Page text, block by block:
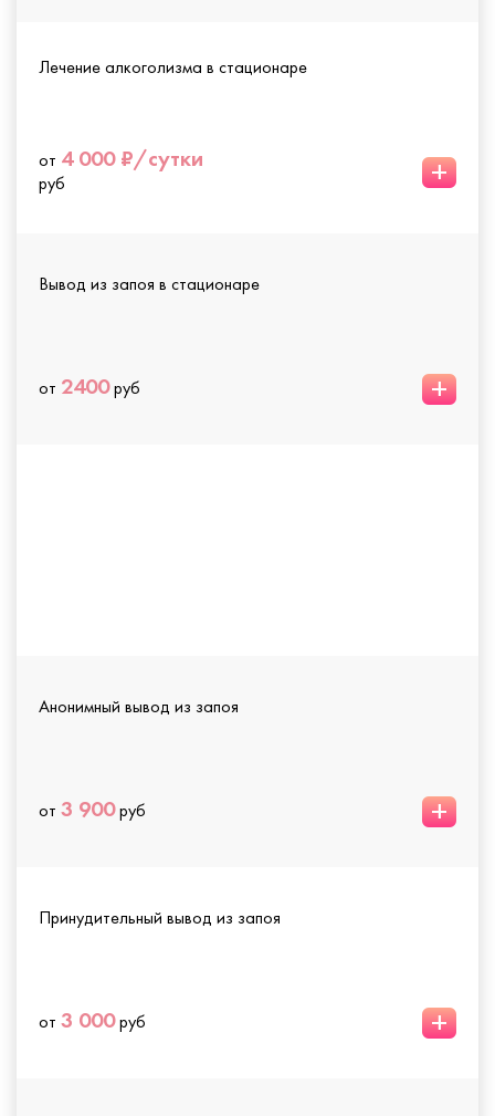
Лечение алкоголизма в стационаре
от 4 000 ₽/сутки
руб +
Вывод из запоя в стационаре
от 2400руб +
Анонимный вывод из запоя
от 3 900руб +
Принудительный вывод из запоя
от 3 000руб +